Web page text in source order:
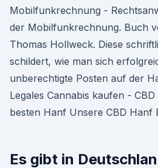
Mobilfunkrechnung -
der Mobilfunkrechnung. Buch
Thomas Hollweck. Diese
schildert, wie man sich
unberechtigte Posten auf der
Legales Cannabis kaufen -
besten Hanf Unsere CBD Hanf
Es gibt in